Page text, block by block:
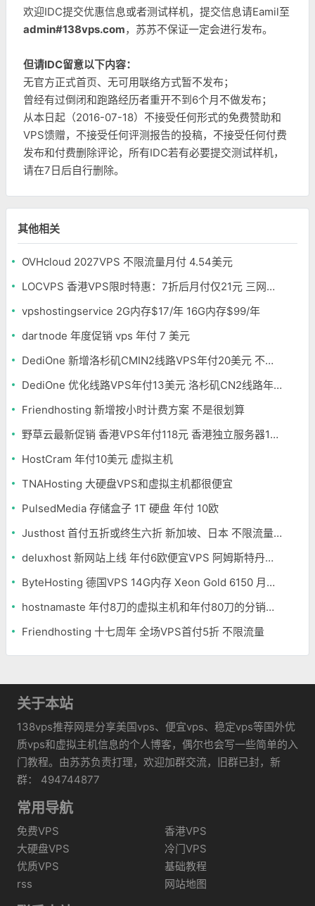
欢迎IDC提交优惠信息或者测试样机，提交信息请Eamil至
admin#138vps.com，苏苏不保证一定会进行发布。
但请IDC留意以下内容：
无官方正式首页、无可用联络方式暂不发布；
曾经有过倒闭和跑路经历者重开不到6个月不做发布；
从本日起（2016-07-18）不接受任何形式的免费赞助和
VPS馈赠，不接受任何评测报告的投稿，不接受任何付费
发布和付费删除评论，所有IDC若有必要提交测试样机，
请在7日后自行删除。
其他相关
OVHcloud 2027VPS 不限流量月付 4.54美元
LOCVPS 香港VPS限时特惠：7折后月付仅21元 三网优化BGP线路 可选原生IP
vpshostingservice 2G内存$17/年 16G内存$99/年
dartnode 年度促销 vps 年付 7 美元
DediOne 新增洛杉矶CMIN2线路VPS年付20美元 不限流量
DediOne 优化线路VPS年付13美元 洛杉矶CN2线路年付59美元
Friendhosting 新增按小时计费方案 不是很划算
野草云最新促销 香港VPS年付118元 香港独立服务器199元/月
HostCram 年付10美元 虚拟主机
TNAHosting 大硬盘VPS和虚拟主机都很便宜
PulsedMedia 存储盒子 1T 硬盘 年付 10欧
Justhost 首付五折或终生六折 新加坡、日本 不限流量 免费换机房
deluxhost 新网站上线 年付6欧便宜VPS 阿姆斯特丹机房
ByteHosting 德国VPS 14G内存 Xeon Gold 6150 月付6欧
hostnamaste 年付8刀的虚拟主机和年付80刀的分销主机
Friendhosting 十七周年 全场VPS首付5折 不限流量
关于本站
138vps推荐网是分享美国vps、便宜vps、稳定vps等国外优
质vps和虚拟主机信息的个人博客，偶尔也会写一些简单的入
门教程。由苏苏负责打理，欢迎加群交流，旧群已封，新
群： 494744877
常用导航
免费VPS
香港VPS
大硬盘VPS
冷门VPS
优质VPS
基础教程
rss
网站地图